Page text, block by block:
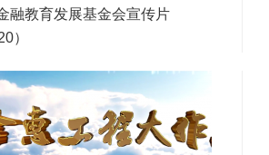
融教育发展基金会宣传片
）